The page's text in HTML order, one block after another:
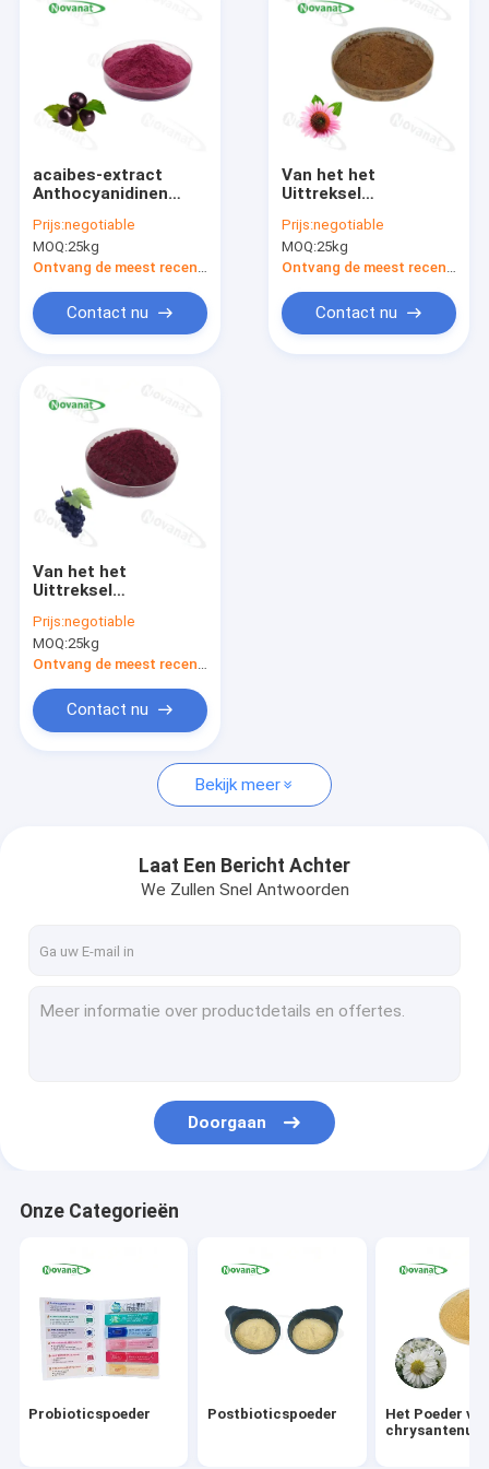
Producten
Videos
Ongeveer ons
Contacteer ons
Verzoek om een Citaat
Probioticspoeder
Het Poeder van het chrysantenuittreksel
Groene Thee l-Theanine
Goji Berry Extract Powder
Het onmiddellijke Poeder van het Theeuittreksel
Het Poeder van de fruitgroente
Organische Droge Kruiden
acaibes-extract
Anthocyanidinen
Krachtige
antioxidanten
Prijs:negotiable
MOQ:25kg
Ontvang de meest recente Prijs
Contact nu
Van het het
Uittreksel
Echinaceapurpurea
het Poeder4%
Polyphenols 1% 2%
Prijs:negotiable
MOQ:25kg
Ontvang de meest recente Prijs
Contact nu
Van het het
Uittreksel
de druivenhuid het
Poeder5%
Resveratrol 30%
Prijs:negotiable
MOQ:25kg
Ontvang de meest recente Prijs
Contact nu
Bekijk meer
Laat Een Bericht Achter
We Zullen Snel Antwoorden
Doorgaan
Onze Categorieën
Probioticspoeder Postbioticspoeder
Het Poeder